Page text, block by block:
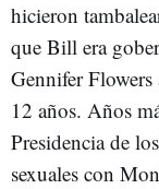
hicieron
que Bill era
Gennifer Flowers
12 años. Años
Presidencia de
sexuales con